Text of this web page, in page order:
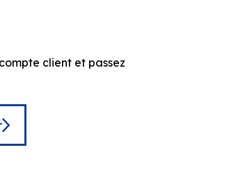
client et passez